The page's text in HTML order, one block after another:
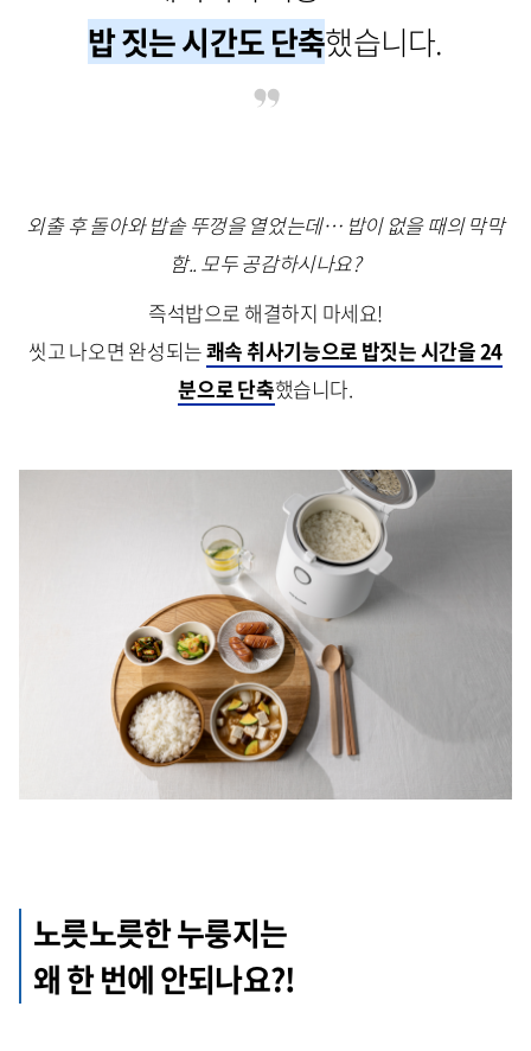
밥 짓는 시간도 단축했습니다.
외출 후 돌아와 밥솥 뚜껑을 열었는데… 밥이 없을 때의 막막
함.. 모두 공감하시나요?
즉석밥으로 해결하지 마세요!
씻고 나오면 완성되는쾌속 취사기능으로 밥짓는 시간을 24
분으로 단축했습니다.
노릇노릇한 누룽지는
왜 한 번에 안되나요?!